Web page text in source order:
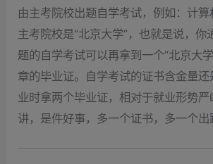
由主考院校出题自学考试，例如：计算
主考院校是“北京大学”，也就是说，你
题的自学考试可以再拿到一个“北京大
章的毕业证。自学考试的证书含金量
业时拿两个毕业证，相对于就业形势
讲，是件好事，多一个证书，多一个出